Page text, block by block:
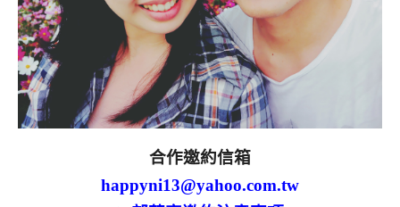
合作邀約信箱
happyni13@yahoo.com.tw